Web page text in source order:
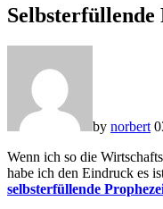
Selbsterfüllende
by norbert
Wenn ich so die
habe ich den Eindruck es
selbsterfüllende